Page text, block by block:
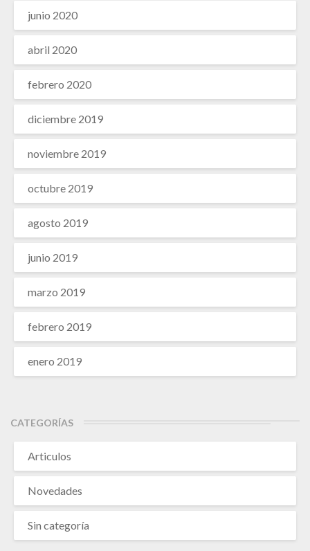
junio 2020
abril 2020
febrero 2020
diciembre 2019
noviembre 2019
octubre 2019
agosto 2019
junio 2019
marzo 2019
febrero 2019
enero 2019
CATEGORÍAS
Articulos
Novedades
Sin categoría